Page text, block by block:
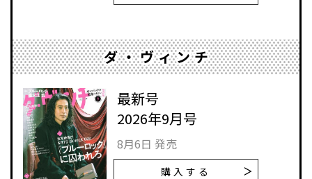
ダ・ヴィンチ
最新号
2026年9月号
8月6日 発売
購入する